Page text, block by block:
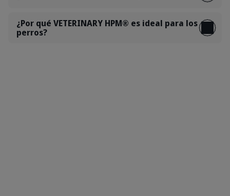
¿Por qué VETERINARY HPM® es ideal para los
perros?